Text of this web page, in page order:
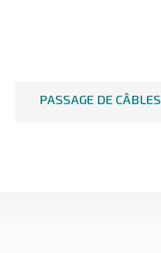
PASSAGE DE CÂBLES